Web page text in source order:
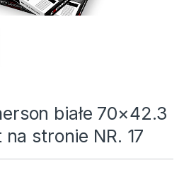
białe 70×42.3
stronie NR. 17